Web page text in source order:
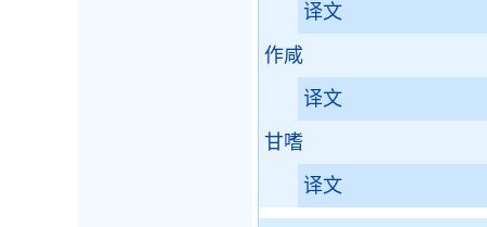
译文
作咸
译文
甘嗜
译文